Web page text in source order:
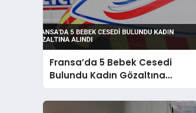
Fransa’da 5 Bebek Cesedi
Bulundu Kadın Gözaltına
Alındı